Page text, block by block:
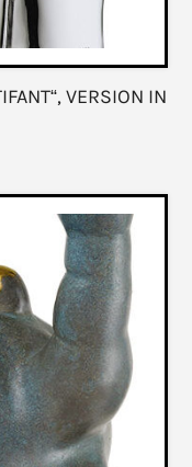
VERSION IN